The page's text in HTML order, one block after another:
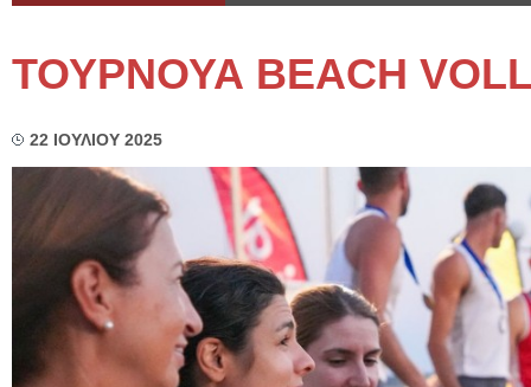
ΤΟΥΡΝΟΥΑ BEACH
22 ΙΟΥΛΙΟΥ 2025